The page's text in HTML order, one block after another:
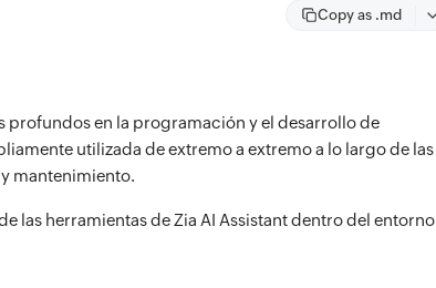
Copy as .md
profundos en la programación y el desarrollo de
utilizada de extremo a extremo a lo largo de las
mantenimiento.
las herramientas de Zia AI Assistant dentro del entorno